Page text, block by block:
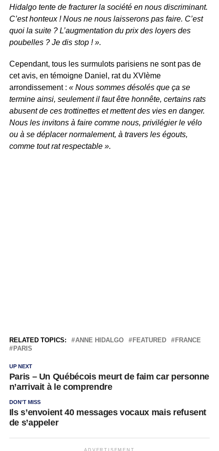
Hidalgo tente de fracturer la société en nous discriminant.
C’est honteux ! Nous ne nous laisserons pas faire. C’est
quoi la suite ? L’augmentation du prix des loyers des
poubelles ? Je dis stop ! ».
Cependant, tous les surmulots parisiens ne sont pas de
cet avis, en témoigne Daniel, rat du XVIème
arrondissement : « Nous sommes désolés que ça se
termine ainsi, seulement il faut être honnête, certains rats
abusent de ces trottinettes et mettent des vies en danger.
Nous les invitons à faire comme nous, privilégier le vélo
ou à se déplacer normalement, à travers les égouts,
comme tout rat respectable ».
RELATED TOPICS: ANNE HIDALGO FEATURED
FRANCE
PARIS
UP NEXT
Paris – Un Québécois meurt de faim car personne
n’arrivait à le comprendre
DON'T MISS
Ils s’envoient 40 messages vocaux mais refusent
de s’appeler
ADVERTISEMENT